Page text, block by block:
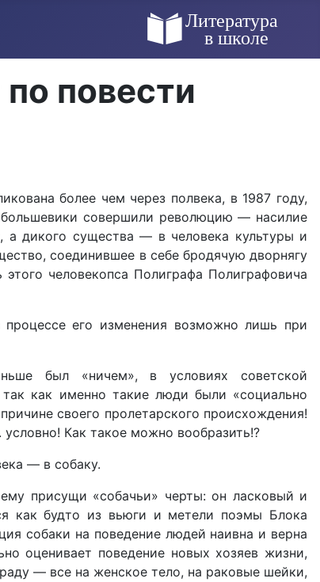
повести
более чем через полвека, в 1987 году,
большевики совершили революцию — насилие
а дикого существа — в человека культуры и
соединившее в се­бе бродячую дворнягу
человекопса Полиграфа Полиграфовича
процессе его из­менения возможно лишь при
был «ничем», в условиях советской
так как именно такие люди были «социально
своего пролетарского происхождения!
Как такое можно вообразить!?
— в собаку.
присущи «собачьи» черты: он ласковый и
как будто из вьюги и метели поэмы Блока
собаки на поведение людей наивна и верна
оценивает поведение новых хозяев жизни,
— все на женское тело, на рако­вые шейки,